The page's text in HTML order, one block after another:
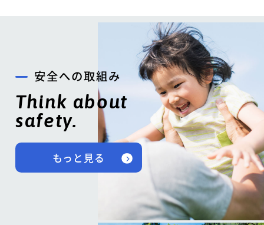
安全への取組み
Think about
safety.
もっと見る